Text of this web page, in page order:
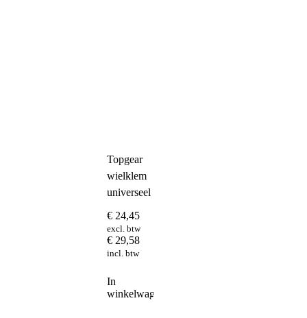
Topgear
wielklem
universeel
€ 24,45
excl. btw
€ 29,58
incl. btw
In
winkelwagen